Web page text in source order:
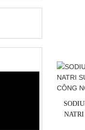
NATRI
bán hàng chuyên nghiệp và